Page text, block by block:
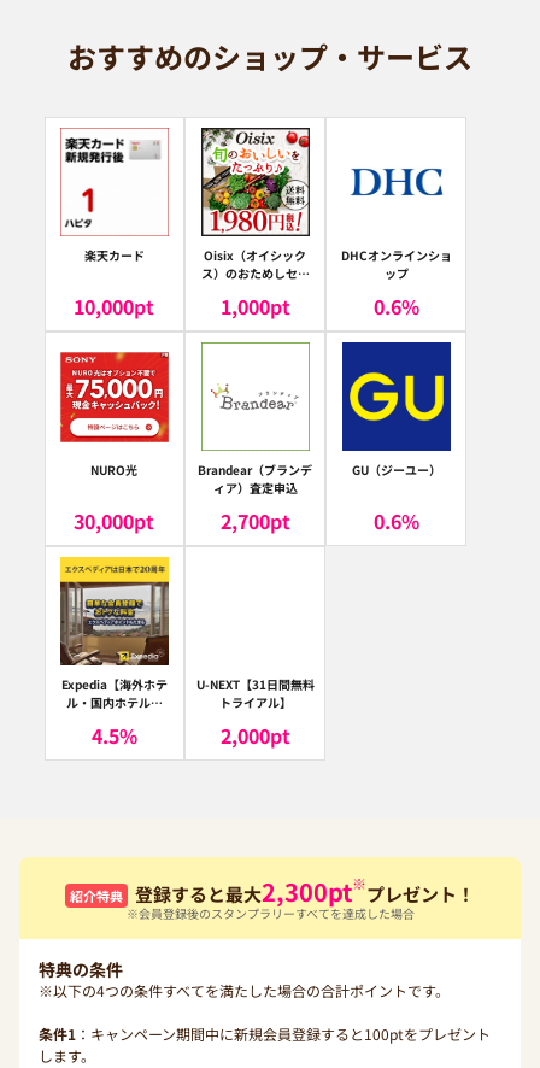
おすすめのショップ・サービス
楽天カード
10,000pt
Oisix（オイシック
ス）のおためしセッ
1,000pt
DHCオンラインショ
ップ
0.6%
NURO光
30,000pt
Brandear（ブランデ
ィア）査定申込
2,700pt
GU（ジーユー）
0.6%
Expedia【海外ホテ
ル・国内ホテル予
ア）
4.5%
U-NEXT【31日間無料
トライアル】
2,000pt
紹介特典 登録すると最大2,300pt※プレゼント！
※会員登録後のスタンプラリーすべてを達成した場合
特典の条件
※以下の4つの条件すべてを満たした場合の合計ポイントです。
条件1 ：キャンペーン期間中に新規会員登録すると100ptをプレゼント
します。